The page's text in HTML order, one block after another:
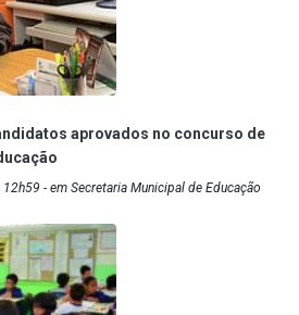
aprovados no concurso de
- em Secretaria Municipal de Educação